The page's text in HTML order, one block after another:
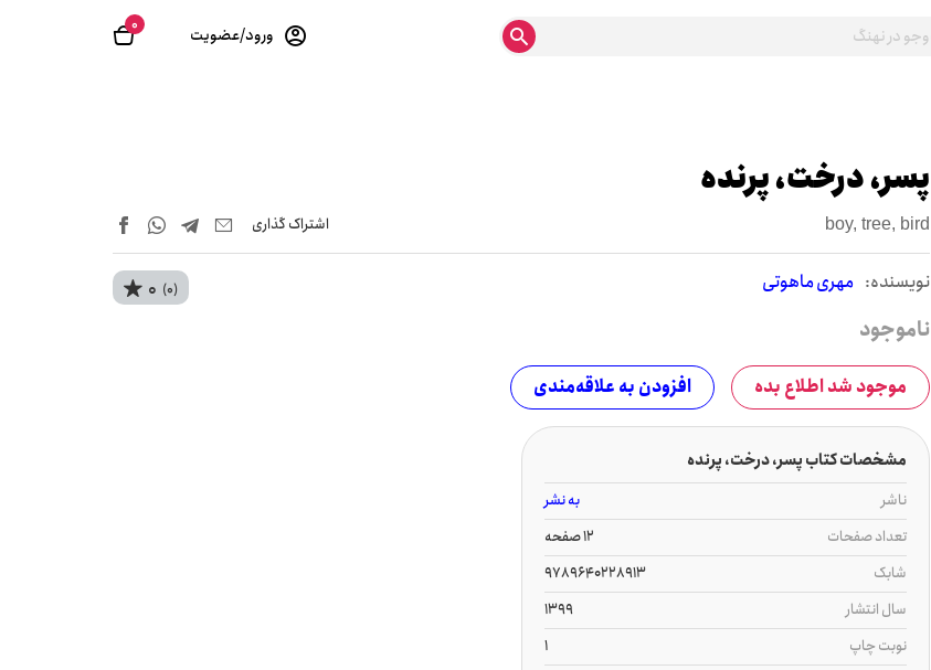
0 ورود/عضویت
پسر، درخت، پرنده
boy, tree, bird اشتراک‌ گذاری
نويسنده: مهری ماهوتی 0 (0)
ناموجود
موجود شد اطلاع بده افزودن به علاقه‌مندی
مشخصات کتاب پسر، درخت، پرنده
ناشر
به نشر
تعداد صفحات
12 صفحه
شابک
9789640228913
سال انتشار
1399
نوبت چاپ
1